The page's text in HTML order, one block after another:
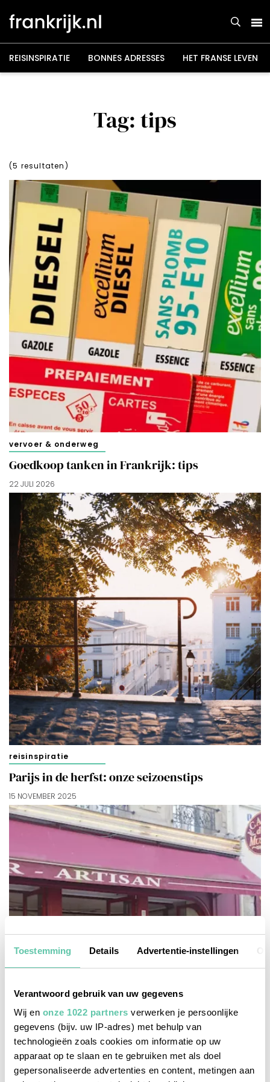
Toestemming Details Advertentie-instellingen
Verantwoord gebruik van uw gegevens
Wij en onze 1022 partners verwerken je persoonlijke
gegevens (bijv. uw IP-adres) met behulp van
technologieën zoals cookies om informatie op uw
apparaat op te slaan en te gebruiken met als doel
gepersonaliseerde advertenties en content, metingen aan
naar
inhoud
REISINSPIRATIE BONNES ADRESSES HET FRANSE LEVEN
Tag: tips
(5 resultaten)
vervoer & onderweg
Goedkoop tanken in Frankrijk: tips
22 JULI 2026
reisinspiratie
Parijs in de herfst: onze seizoenstips
15 NOVEMBER 2025
stedentips